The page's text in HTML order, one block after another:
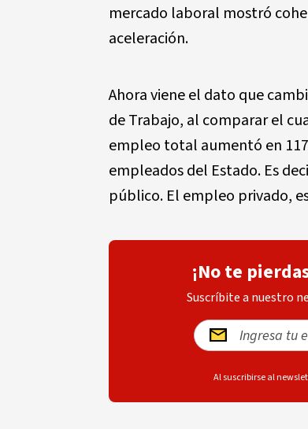
mercado laboral mostró
aceleración.
Ahora viene el dato que
de Trabajo, al comparar el
empleo total aumentó en
empleados del Estado. Es
público. El empleo privado,
¡No te
Suscríbite a nuestro
Al suscribirse al